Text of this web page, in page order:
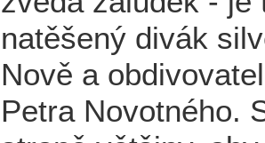
natěšený divák
Nově a
Petra Novotného.